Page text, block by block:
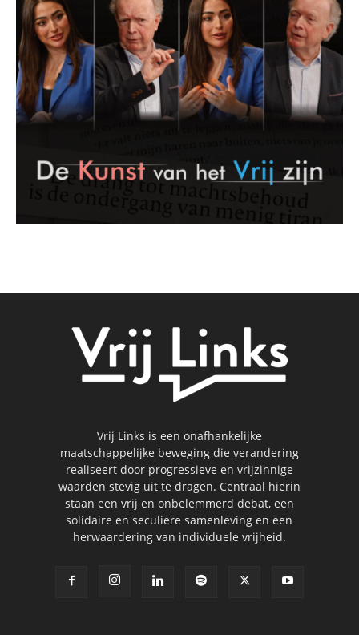
Vrij Links is een onafhankelijke
maatschappelijke beweging die verandering
realiseert door progressieve en vrijzinnige
waarden stevig uit te dragen. Centraal hierin
staan een vrij en onbelemmerd debat, een
solidaire en seculiere samenleving en een
herwaardering van individuele vrijheid.